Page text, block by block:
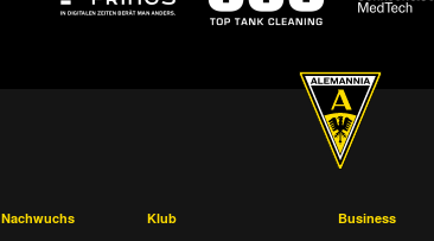
Nachwuchs
Klub
Business